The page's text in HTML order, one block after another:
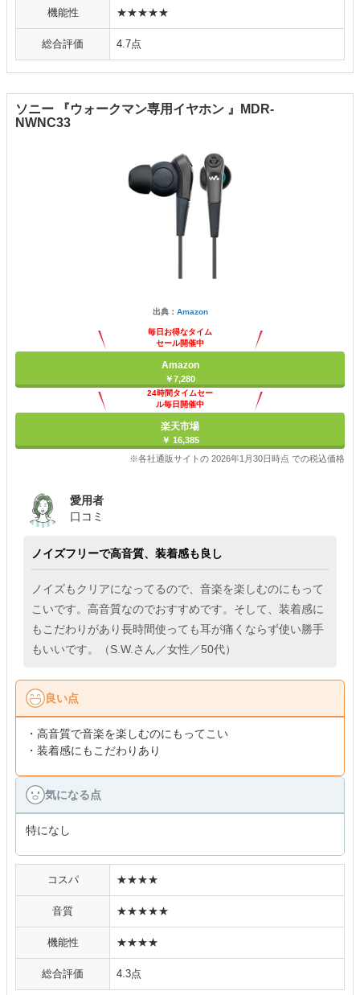
機能性 ★★★★★
総合評価 4.7点
ソニー 『ウォークマン専用イヤホン 』MDR-
NWNC33
出典： Amazon
毎日お得なタイム
セール開催中
Amazon
￥7,280
24時間タイムセー
ル毎日開催中
楽天市場
￥ 16,385
※各社通販サイトの 2026年1月30日時点 での税込価格
愛用者
口コミ
ノイズフリーで高音質、装着感も良し
ノイズもクリアになってるので、音楽を楽しむのにもって
こいです。高音質なのでおすすめです。そして、装着感に
もこだわりがあり長時間使っても耳が痛くならず使い勝手
もいいです。（S.W.さん／女性／50代）
良い点
・高音質で音楽を楽しむのにもってこい
・装着感にもこだわりあり
気になる点
特になし
コスパ ★★★★
音質 ★★★★★
機能性 ★★★★
総合評価 4.3点